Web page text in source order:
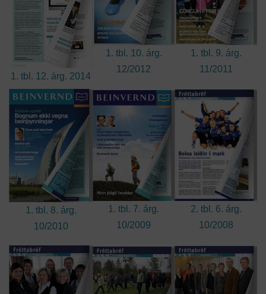
1. tbl. 12. árg. 2014
1. tbl. 10. árg.
12/2012
1. tbl. 9. árg.
11/2011
1. tbl. 8. árg.
10/2010
1. tbl. 7. árg.
10/2009
2. tbl. 6. árg.
10/2008